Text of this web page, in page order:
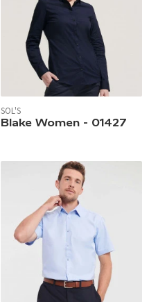
SOL'S
Blake Women - 01427